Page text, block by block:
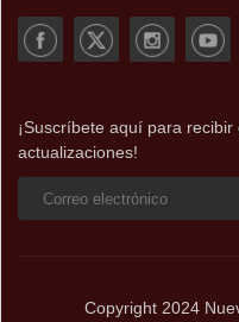
¡Suscríbete aquí para
actualizaciones!
Copyright 2024